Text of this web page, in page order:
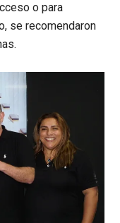
o para
se recomendaron